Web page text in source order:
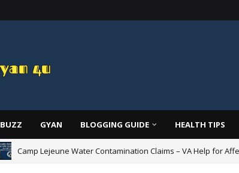
BUZZ GYAN BLOGGING GUIDE HEALTH TIPS
Camp Lejeune Water Contamination Claims – VA Help for